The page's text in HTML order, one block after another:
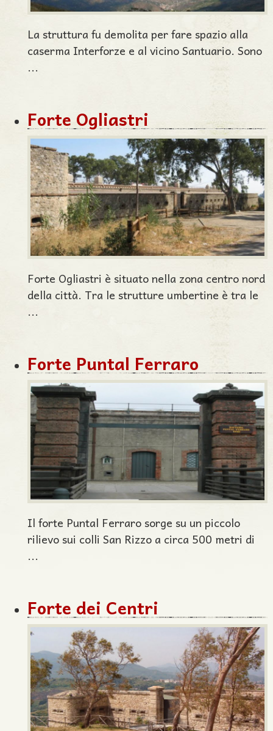
La struttura fu demolita per fare spazio alla
caserma Interforze e al vicino Santuario. Sono
...
Forte Ogliastri
Forte Ogliastri è situato nella zona centro nord
della città. Tra le strutture umbertine è tra le
...
Forte Puntal Ferraro
Il forte Puntal Ferraro sorge su un piccolo
rilievo sui colli San Rizzo a circa 500 metri di
...
Forte dei Centri